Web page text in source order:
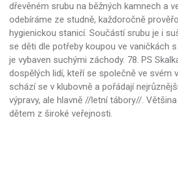
dřevěném srubu na běžných kamnech a
odebíráme ze studně, každoročně
hygienickou stanicí. Součástí srubu je i
se děti dle potřeby koupou ve vaničkách
je vybaven suchými záchody. 78. PS
dospělých lidí, kteří se společně ve svém
schází se v klubovně a pořádají
výpravy, ale hlavně //letní tábory//.
dětem z široké veřejnosti.